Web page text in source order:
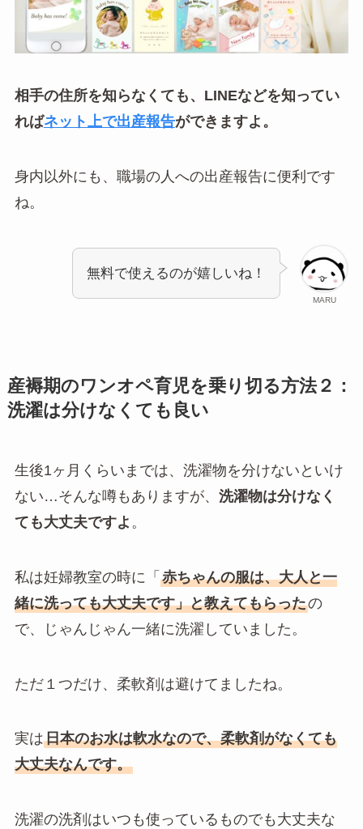
相手の住所を知らなくても、LINEなどを知ってい
ればネット上で出産報告ができますよ。
身内以外にも、職場の人への出産報告に便利です
ね。
MARU
無料で使えるのが嬉しいね！
産褥期のワンオペ育児を乗り切る方法２：
洗濯は分けなくても良い
生後1ヶ月くらいまでは、洗濯物を分けないといけ
ない…そんな噂もありますが、 洗濯物は分けなく
ても大丈夫ですよ 。
私は妊婦教室の時に「 赤ちゃんの服は、大人と一
緒に洗っても大丈夫です」と教えてもらったの
で、じゃんじゃん一緒に洗濯していました。
ただ１つだけ、柔軟剤は避けてましたね。
実は日本のお水は軟水なので、柔軟剤がなくても
大丈夫なんです。
洗濯の洗剤はいつも使っているものでも大丈夫な